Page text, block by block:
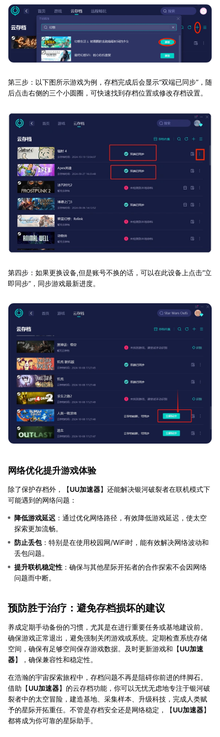
第三步：以下图所示游戏为例，存档完成后会显示“双端已同步”，随
后点击右侧的三个小圆圈，可快速找到存档位置或修改存档设置。
第四步：如果更换设备,但是账号不换的话，可以在此设备上点击“立
即同步”，同步游戏最新进度。
网络优化提升游戏体验
除了保护存档外，【UU加速器】还能解决银河破裂者在联机模式下
可能遇到的网络问题：
降低游戏延迟 ：通过优化网络路径，有效降低游戏延迟，使太空
探索更加流畅。
防止丢包：特别是在使用校园网/WiFi时，能有效解决网络波动和
丢包问题。
提升联机稳定性 ：确保与其他星际开拓者的合作探索不会因网络
问题而中断。
预防胜于治疗：避免存档损坏的建议
养成定期手动备份的习惯，尤其是在进行重要任务或基地建设前。
确保游戏正常退出，避免强制关闭游戏或系统。定期检查系统存储
空间，确保有足够空间保存游戏数据。及时更新游戏和【UU加速
器】，确保兼容性和稳定性。
在浩瀚的宇宙探索旅程中，存档问题不再是阻碍你前进的绊脚石。
借助【UU加速器】的云存档功能，你可以无忧无虑地专注于银河破
裂者中的太空冒险，建造基地、采集样本、升级科技，完成人类赋
予的星际开拓重任。不管是存档安全还是网络稳定，【UU加速器】
都将成为你可靠的星际助手。